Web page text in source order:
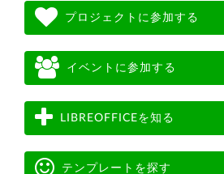
プロジェクトに参加する
イベントに参加する
LIBREOFFICEを知る
テンプレートを探す